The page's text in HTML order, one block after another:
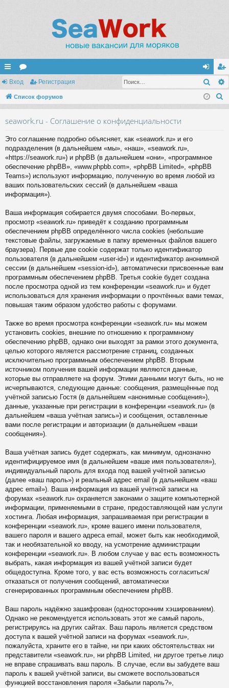
с
ы
ор
ум
хо
д
ег
ис
Вход Регистрация
Список форумов
seawork.ru - Соглашение о конфиденциальности
Это соглашение подробно объясняет, как «seawork.ru» и его
подразделения (в дальнейшем «мы», «наш», «seawork.ru»,
«https://seawork.ru») и phpBB (в дальнейшем «они», «программное
обеспечение phpBB», «www.phpbb.com», «phpBB Limited», «phpBB
Teams») используют информацию, полученную во время любой из
ваших пользовательских сессий (в дальнейшем «ваша
информация»).
Ваша информация собирается двумя способами. Во-первых,
просмотр «seawork.ru» приведёт к созданию программным
обеспечением phpBB определённого числа cookies (небольшие
текстовые файлы, загружаемые в папку временных файлов вашего
браузера). Первые две cookie содержат только идентификатор
пользователя (в дальнейшем «user-id») и идентификатор анонимной
сессии (в дальнейшем «session-id»), автоматически присвоенные вам
программным обеспечением phpBB. Третья cookie будет создана
после просмотра одной из тем конференции «seawork.ru» и будет
использоваться для хранения информации о прочтённых вами темах,
повышая таким образом удобство работы с форумами.
Также во время просмотра конференции «seawork.ru» мы можем
установить cookies, внешние по отношению к программному
обеспечению phpBB, однако они выходят за рамки этого документа,
целью которого является рассмотрение страниц, созданных
исключительно программным обеспечением phpBB. Вторым
источником получения вашей информации являются данные,
которые вы отправляете на форум. Этими данными могут быть, но не
исчерпываются, следующие данные: сообщения, размещённые под
учётной записью Гостя (в дальнейшем «анонимные сообщения»),
данные, указанные при регистрации в конференции «seawork.ru» (в
дальнейшем «ваша учётная запись») и сообщения, оставленные
вами после регистрации и авторизации (в дальнейшем «ваши
сообщения»).
Ваша учётная запись будет содержать, как минимум, однозначно
идентифицируемое имя (в дальнейшем «ваше имя пользователя»),
индивидуальный пароль для входа под вашей учётной записью
(далее «ваш пароль») и реальный адрес email (в дальнейшем «ваш
адрес email»). Ваша информация из вашей учётной записи на
форумах «seawork.ru» охраняется законами о защите компьютерной
информации, применяемыми в стране, предоставляющей нам услуги
хостинга. Любая информация, запрашиваемая при регистрации в
конференции «seawork.ru», кроме вашего имени пользователя,
вашего пароля и вашего адреса email, может быть как необходимой,
так и необязательной ко вводу, на усмотрение администрации
конференции «seawork.ru». В любом случае у вас есть возможность
выбрать, какая информация из вашей учётной записи будет
общедоступна. Кроме того, у вас есть возможность согласиться/
отказаться от получения сообщений, автоматически
сгенерированных программным обеспечением phpBB.
Ваш пароль надёжно зашифрован (односторонним хэшированием).
Однако не рекомендуется использовать этот же самый пароль,
регистрируясь на других сайтах. Ваш пароль является средством
доступа к вашей учётной записи на форумах «seawork.ru»,
пожалуйста, храните его в тайне, ни при каких обстоятельствах ни
представители «seawork.ru», ни phpBB Limited, ни другое третье лицо
не вправе спрашивать ваш пароль. В случае, если вы забудете ваш
пароль к вашей учётной записи, вы сможете воспользоваться
функцией восстановления пароля «Забыли пароль?»,